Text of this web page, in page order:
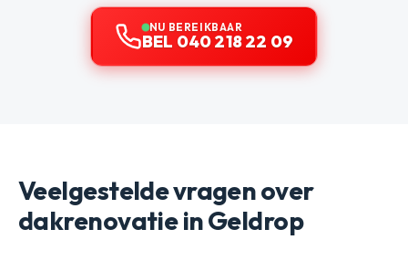
NU BEREIKBAAR
BEL 040 218 22 09
Veelgestelde vragen over
dakrenovatie in Geldrop